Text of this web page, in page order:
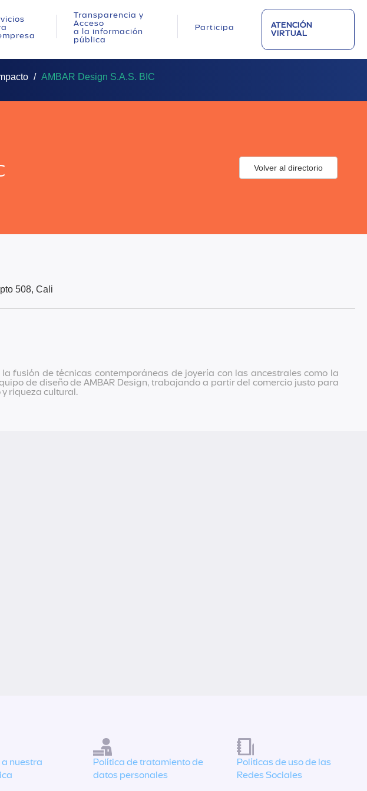
Transparencia y
Acceso
a la información
pública
Participa
ATENCIÓN
VIRTUAL
AMBAR Design S.A.S. BIC
Volver al directorio
508, Cali
fusión de técnicas contemporáneas de joyería con las ancestrales como la
de diseño de AMBAR Design, trabajando a partir del comercio justo para
riqueza cultural.
nuestra
Política de tratamiento de
datos personales
Políticas de uso de las
Redes Sociales